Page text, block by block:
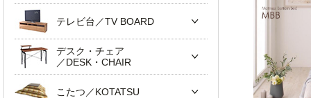
テレビ台／TV BOARD
デスク・チェア
／DESK・CHAIR
こたつ／KOTATSU